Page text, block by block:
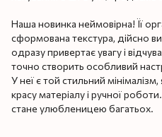
Наша новинка неймовірна! Її
сформована текстура, дійсно
одразу привертає увагу і
точно створить особливий
У неї є той стильний
красу матеріалу і ручної
стане улюбленицею багатьох.